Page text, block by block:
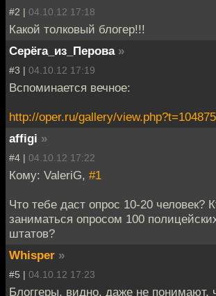
#2 | 04.10.12 17:18
Какой толковый блогер!!!
Серёга_из_Перова »
#3 | 04.10.12 17:19
Вспоминается вечное:
http://oper.ru/gallery/
affigi »
#4 | 04.10.12 17:22
Кому: ValeriG, #1
Что тебе даст опрос 10-20 человек?
заниматься опросом 100
штатов?
Whisper »
#5 | 04.10.12 17:23
Блоггеры, видно, даже не понимают,